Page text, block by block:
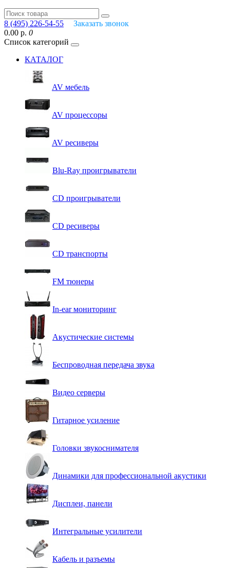
8 (495) 226-54-55
Заказать звонок
0.00 р. 0
Список категорий
КАТАЛОГ
AV мебель
AV процессоры
AV ресиверы
Blu-Ray проигрыватели
CD проигрыватели
CD ресиверы
CD транспорты
FM тюнеры
In-ear мониторинг
Акустические системы
Беспроводная передача звука
Видео серверы
Гитарное усиление
Головки звукоснимателя
Динамики для профессиональной акустики
Дисплеи, панели
Интегральные усилители
Кабель и разъемы